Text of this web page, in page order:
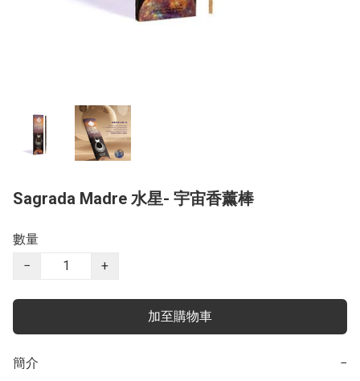
Sagrada Madre 水星- 宇宙香薰棒
數量
−
+
加至購物車
簡介 −